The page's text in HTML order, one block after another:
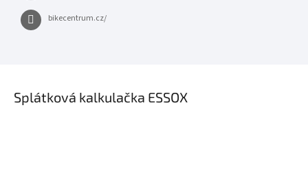
bikecentrum.cz/
Splátková kalkulačka ESSOX